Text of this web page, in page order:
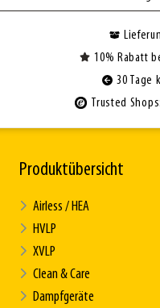
10% Rabatt
30 Tage
Trusted Shops:
Produktübersicht
Airless / HEA
HVLP
XVLP
Clean & Care
Dampfgeräte